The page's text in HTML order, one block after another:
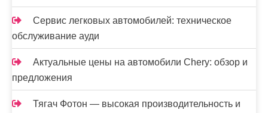
Сервис легковых автомобилей: техническое
обслуживание ауди
Актуальные цены на автомобили Chery: обзор и
предложения
Тягач Фотон — высокая производительность и